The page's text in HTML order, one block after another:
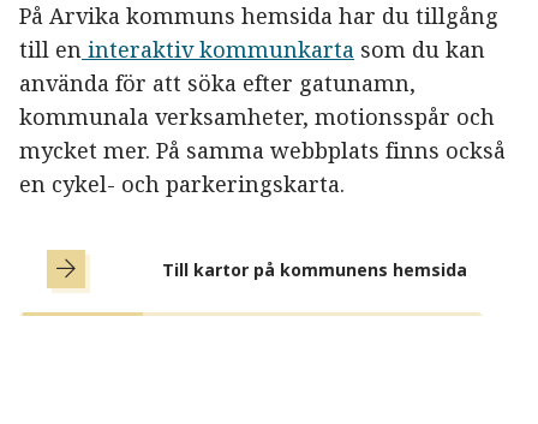
På Arvika kommuns hemsida har du tillgång
till en interaktiv kommunkarta som du kan
använda för att söka efter gatunamn,
kommunala verksamheter, motionsspår och
mycket mer. På samma webbplats finns också
en cykel- och parkeringskarta.
Till kartor på kommunens hemsida